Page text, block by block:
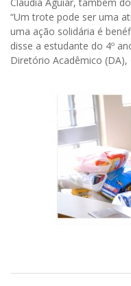
“Um trote pode ser uma
uma ação solidária é
disse a estudante do 4º
Diretório Acadêmico (DA),